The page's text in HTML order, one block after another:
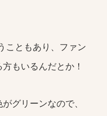
こともあり、ファン
もいるんだとか！
グリーンなので、